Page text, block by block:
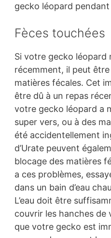
gecko léopard
Fèces touchées
Si votre gecko léopard
récemment, il peut
matières fécales. Cet
être dû à un repas
votre gecko léopard a
super vers, ou à des
été accidentellement
d’Urate peuvent
blocage des matières
a ces problèmes,
dans un bain d’eau
L’eau doit être
couvrir les hanches de
que votre gecko est